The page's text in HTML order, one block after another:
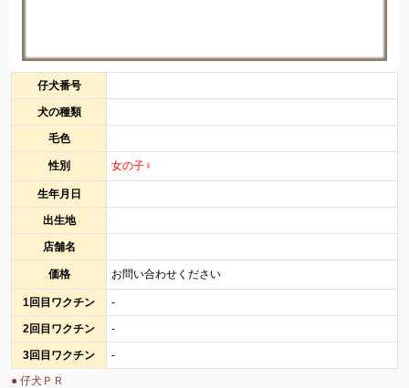
仔犬番号
犬の種類
毛色
性別 女の子♀
生年月日
出生地
店舗名
価格 お問い合わせください
1回目ワクチン -
2回目ワクチン -
3回目ワクチン
-
● 仔犬ＰＲ